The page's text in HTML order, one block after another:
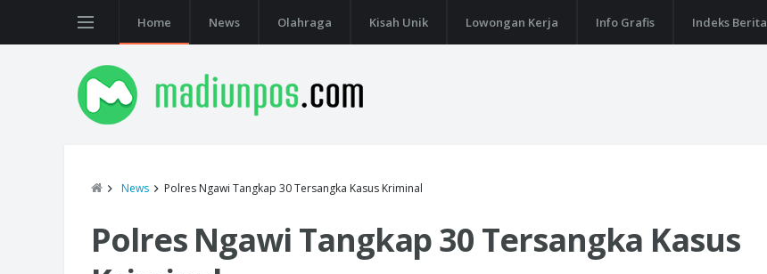
Home News Olahraga Kisah Unik Lowongan Kerja Info Grafis Indeks Berita
News Polres Ngawi Tangkap 30 Tersangka Kasus Kriminal
Polres Ngawi Tangkap 30 Tersangka Kasus